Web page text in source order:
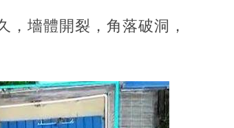
墻體開裂，角落破洞，